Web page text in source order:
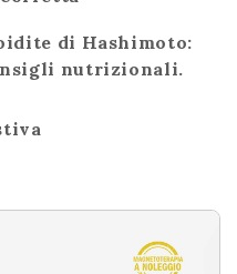
di Hashimoto:
nutrizionali.